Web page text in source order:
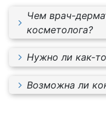
Чем врач-
косметолога?
Врач-
ориентирована
Нужно ли как-
лак с ногтей,
Возможна ли